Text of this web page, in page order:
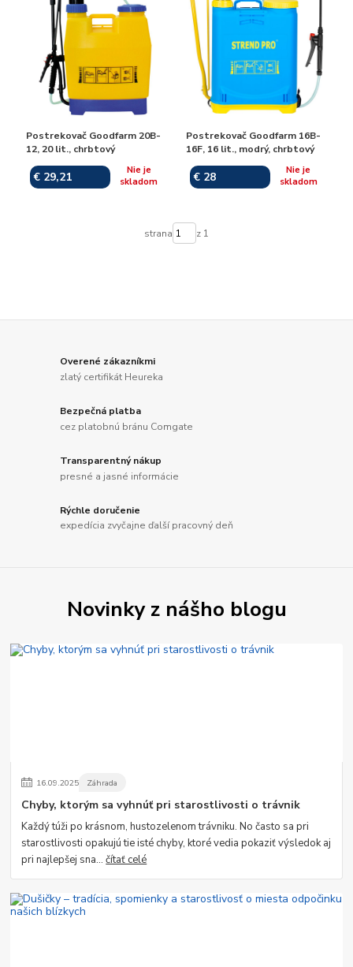
Postrekovač Goodfarm 20B-
12, 20 lit., chrbtový
€ 29,21
Nie je
skladom
Postrekovač Goodfarm 16B-
16F, 16 lit., modrý, chrbtový
€ 28
Nie je
skladom
strana z 1
Overené zákazníkmi
zlatý certifikát Heureka
Bezpečná platba
cez platobnú bránu Comgate
Transparentný nákup
presné a jasné informácie
Rýchle doručenie
expedícia zvyčajne ďalší pracovný deň
Novinky z nášho blogu
16.09.2025 Záhrada
Chyby, ktorým sa vyhnúť pri starostlivosti o trávnik
Každý túži po krásnom, hustozelenom trávniku. No často sa pri
starostlivosti opakujú tie isté chyby, ktoré vedia pokaziť výsledok aj
pri najlepšej sna...čítať celé